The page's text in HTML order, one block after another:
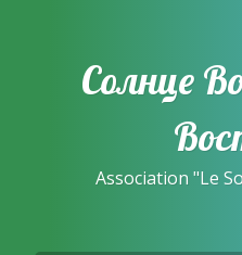
Солнце
Association "Le